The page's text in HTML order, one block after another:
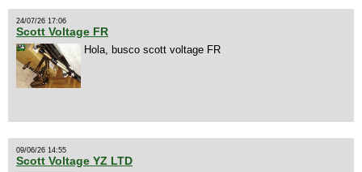
24/07/26 17:06
Scott Voltage FR
Hola, busco scott voltage FR
09/06/26 14:55
Scott Voltage YZ LTD